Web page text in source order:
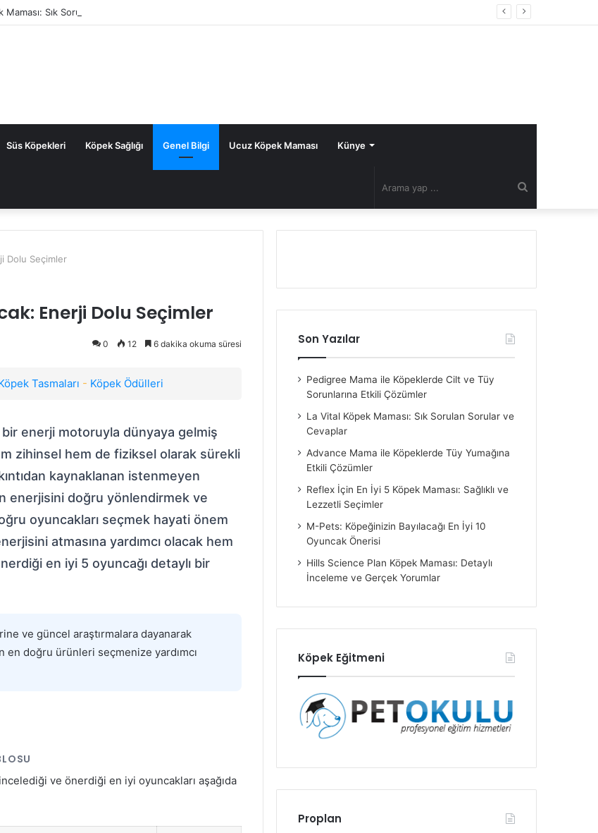
Maması: Sık Sorulan Sorular ve Cevaplar
Süs Köpekleri Köpek Sağlığı Genel Bilgi Ucuz Köpek Maması Künye
yap
Dolu Seçimler
Enerji Dolu Seçimler
0 12 6 dakika okuma süresi
Tasmaları - Köpek Ödülleri
enerji motoruyla dünyaya gelmiş
zihinsel hem de fiziksel olarak sürekli
kaynaklanan istenmeyen
enerjisini doğru yönlendirmek ve
oyuncakları seçmek hayati önem
atmasına yardımcı olacak hem
en iyi 5 oyuncağı detaylı bir
ve güncel araştırmalara dayanarak
en doğru ürünleri seçmenize yardımcı
ve önerdiği en iyi oyuncakları aşağıda
Son Yazılar
Pedigree Mama ile Köpeklerde Cilt ve Tüy
Sorunlarına Etkili Çözümler
La Vital Köpek Maması: Sık Sorulan Sorular ve
Cevaplar
Advance Mama ile Köpeklerde Tüy Yumağına
Etkili Çözümler
Reflex İçin En İyi 5 Köpek Maması: Sağlıklı ve
Lezzetli Seçimler
M-Pets: Köpeğinizin Bayılacağı En İyi 10
Oyuncak Önerisi
Hills Science Plan Köpek Maması: Detaylı
İnceleme ve Gerçek Yorumlar
Köpek Eğitmeni
Proplan